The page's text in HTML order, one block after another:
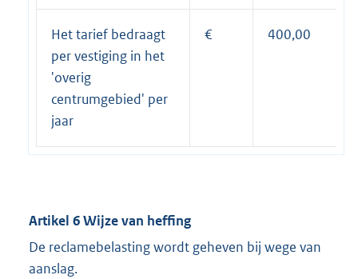
Het tarief bedraagt
per vestiging in het
'overig
centrumgebied' per
jaar
€ 400,00
Artikel 6 Wijze van heffing
De reclamebelasting wordt geheven bij wege van
aanslag.